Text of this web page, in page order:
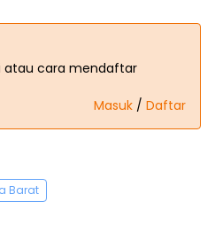
atau cara mendaftar
Masuk / Daftar
Barat